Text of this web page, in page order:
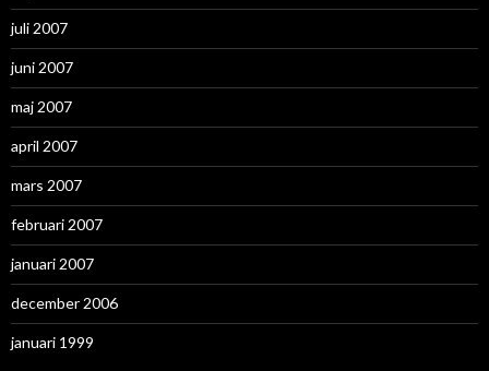
juli 2007
juni 2007
maj 2007
april 2007
mars 2007
februari 2007
januari 2007
december 2006
januari 1999